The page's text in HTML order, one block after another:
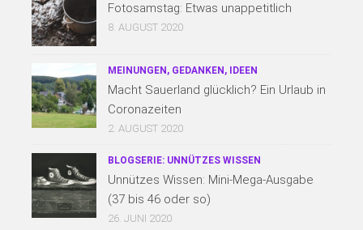
Fotosamstag: Etwas unappetitlich
8. AUGUST 2020
MEINUNGEN, GEDANKEN, IDEEN
Macht Sauerland glücklich? Ein Urlaub in
Coronazeiten
2. AUGUST 2020
BLOGSERIE: UNNÜTZES WISSEN
Unnützes Wissen: Mini-Mega-Ausgabe
(37 bis 46 oder so)
26. JUNI 2020